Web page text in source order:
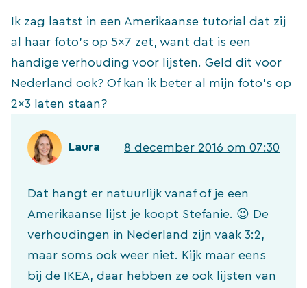
Ik zag laatst in een Amerikaanse tutorial dat zij
al haar foto’s op 5×7 zet, want dat is een
handige verhouding voor lijsten. Geld dit voor
Nederland ook? Of kan ik beter al mijn foto’s op
2×3 laten staan?
Laura 8 december 2016 om 07:30
Dat hangt er natuurlijk vanaf of je een
Amerikaanse lijst je koopt Stefanie. 😉 De
verhoudingen in Nederland zijn vaak 3:2,
maar soms ook weer niet. Kijk maar eens
bij de IKEA, daar hebben ze ook lijsten van